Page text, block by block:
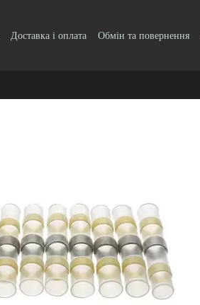
Доставка і оплата Обмін та повернення